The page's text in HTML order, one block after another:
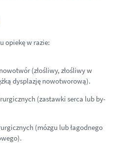
opiekę w razie:
(złośliwy, złośliwy w
dysplazję nowotworową).
(zastawki serca lub by-
(mózgu lub łagodnego